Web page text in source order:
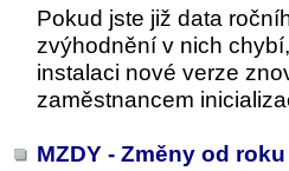
Pokud jste již data
zvýhodnění v nich
instalaci nové verze
zaměstnancem
MZDY - Změny od